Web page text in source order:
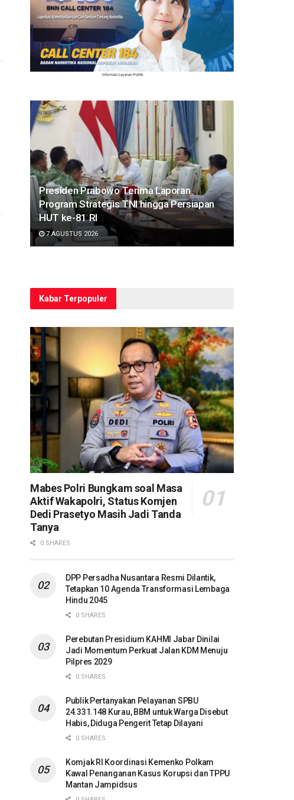
Presiden Prabowo Terima Laporan
Program Strategis TNI hingga Persiapan
HUT ke-81 RI
7 AGUSTUS 2026
Kabar Terpopuler
Mabes Polri Bungkam soal Masa
Aktif Wakapolri, Status Komjen
Dedi Prasetyo Masih Jadi Tanda
Tanya
0 SHARES
DPP Persadha Nusantara Resmi Dilantik,
Tetapkan 10 Agenda Transformasi Lembaga
Hindu 2045
0 SHARES
Perebutan Presidium KAHMI Jabar Dinilai
Jadi Momentum Perkuat Jalan KDM Menuju
Pilpres 2029
0 SHARES
Publik Pertanyakan Pelayanan SPBU
24.331.148 Kurau, BBM untuk Warga Disebut
Habis, Diduga Pengerit Tetap Dilayani
0 SHARES
Komjak RI Koordinasi Kemenko Polkam
Kawal Penanganan Kasus Korupsi dan TPPU
Mantan Jampidsus